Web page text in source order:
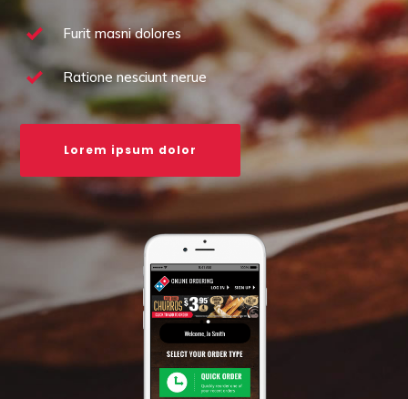
Furit masni dolores
Ratione nesciunt nerue
Lorem ipsum dolor